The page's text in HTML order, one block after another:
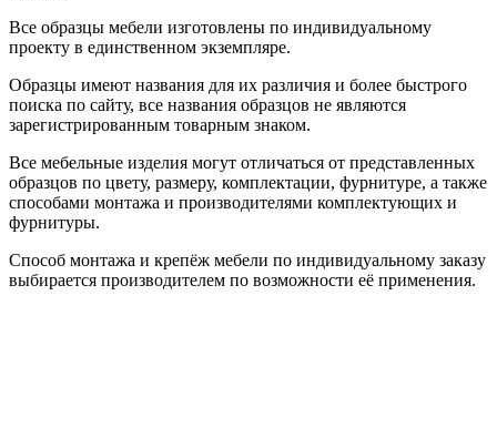
Все образцы мебели изготовлены по индивидуальному
проекту в единственном экземпляре.
Образцы имеют названия для их различия и более быстрого
поиска по сайту, все названия образцов не являются
зарегистрированным товарным знаком.
Все мебельные изделия могут отличаться от представленных
образцов по цвету, размеру, комплектации, фурнитуре, а также
способами монтажа и производителями комплектующих и
фурнитуры.
Способ монтажа и крепёж мебели по индивидуальному заказу
выбирается производителем по возможности её применения.